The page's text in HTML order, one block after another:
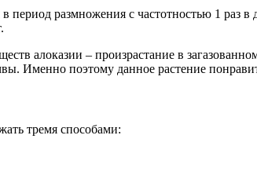
период размножения с частотностью 1 раз
алоказии – произрастание в
Именно поэтому данное растение
тремя способами: